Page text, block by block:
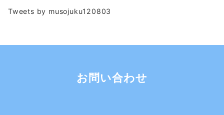
リ
Tweets by musojuku120803
お問い合わせ